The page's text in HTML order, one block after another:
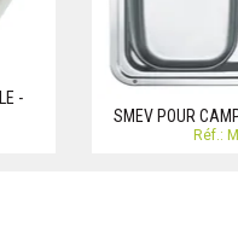
-
SMEV POUR
Réf.: